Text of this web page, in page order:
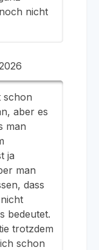
nicht
schon
aber es
man
ja
man
dass
bedeutet.
trotzdem
schon